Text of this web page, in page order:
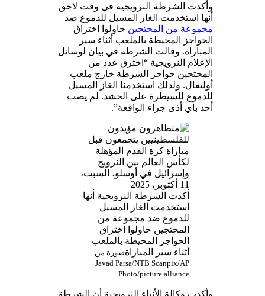
وأكدت الشرطة النرويجية في وقت لاحق
أنها استخدمت الغاز المسيل للدموع ضد
مجموعة من المحتجين حاولوا اختراق
الحواجز المحيطة بالملعب أثناء سير
المباراة. وقالت الشرطة في بيان لوسائل
الإعلام النرويجية “اخترق عدد من
المحتجين حواجز الشرطة خارج ملعب
أوليفال. ولذلك استخدمنا الغاز المسيل
للدموع للسيطرة على الحشد. لم يصب
أحد بأي أذى جراء الواقعة”.
أكدت الشرطة النرويجية أنها
استخدمت الغاز المسيل
للدموع ضد مجموعة من
المحتجين حاولوا اختراق
الحواجز المحيطة بالملعب
أثناء سير المباراةصورة من:
Javad Parsa/NTB Scanpix/AP
Photo/picture alliance
وأكدت وكالة الأنباء النرويجية أن الشرطة